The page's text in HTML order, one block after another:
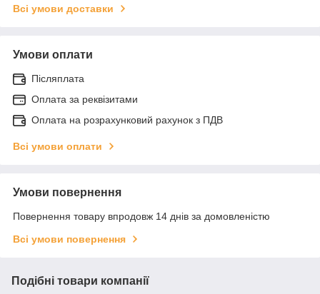
Всі умови доставки
Умови оплати
Післяплата
Оплата за реквізитами
Оплата на розрахунковий рахунок з ПДВ
Всі умови оплати
Умови повернення
Повернення товару впродовж 14 днів за домовленістю
Всі умови повернення
Подібні товари компанії